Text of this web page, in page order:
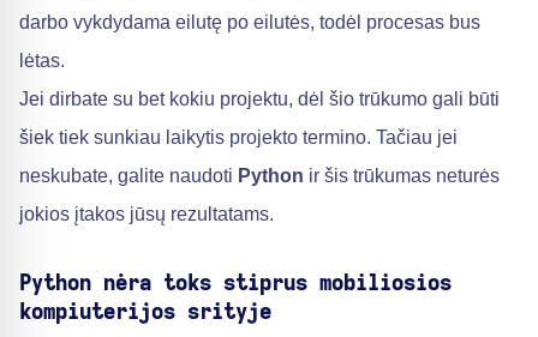
darbo vykdydama eilutę po eilutės, todėl procesas bus
lėtas.
Jei dirbate su bet kokiu projektu, dėl šio trūkumo gali būti
šiek tiek sunkiau laikytis projekto termino. Tačiau jei
neskubate, galite naudoti Python ir šis trūkumas neturės
jokios įtakos jūsų rezultatams.
Python nėra toks stiprus mobiliosios
kompiuterijos srityje